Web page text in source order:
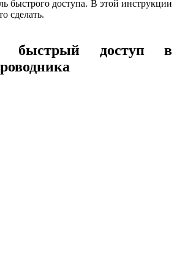
быстрого доступа. В этой инструкции
сделать.
быстрый доступ в